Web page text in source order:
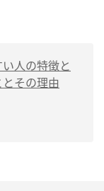
人の特徴と
その理由